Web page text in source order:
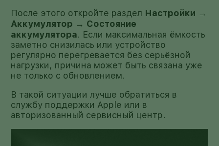
После этого откройте раздел Настройки →
Аккумулятор → Состояние
аккумулятора. Если максимальная ёмкость
заметно снизилась или устройство
регулярно перегревается без серьёзной
нагрузки, причина может быть связана уже
не только с обновлением.
В такой ситуации лучше обратиться в
службу поддержки Apple или в
авторизованный сервисный центр.